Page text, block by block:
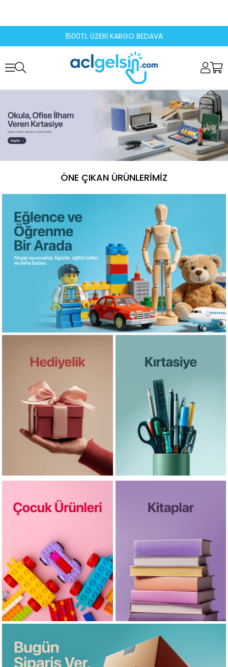
1500TL ÜZERİ KARGO BEDAVA
ÖNE ÇIKAN ÜRÜNLERIMIZ